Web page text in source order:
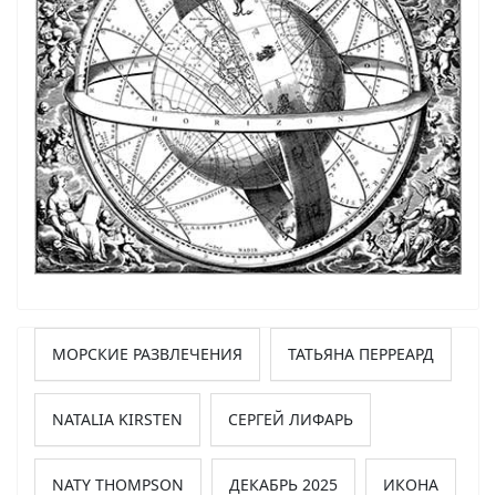
МОРСКИЕ РАЗВЛЕЧЕНИЯ ТАТЬЯНА ПЕРРЕАРД
NATALIA KIRSTEN СЕРГЕЙ ЛИФАРЬ
NATY THOMPSON ДЕКАБРЬ 2025 ИКОНА